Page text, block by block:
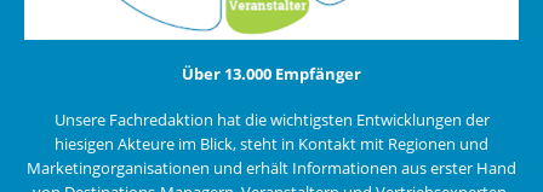
Über 13.000 Empfänger
Unsere Fachredaktion hat die wichtigsten Entwicklungen der
hiesigen Akteure im Blick, steht in Kontakt mit Regionen und
Marketingorganisationen und erhält Informationen aus erster Hand